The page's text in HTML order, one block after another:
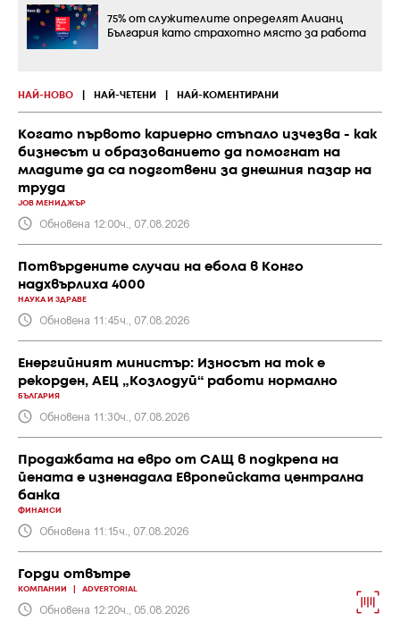
НАЙ-НОВО НАЙ-ЧЕТЕНИ НАЙ-КОМЕНТИРАНИ
Когато първото кариерно стъпало изчезва - как
бизнесът и образованието да помогнат на
младите да са подготвени за днешния пазар на
труда
JOB МЕНИДЖЪР
Обновена 12:00ч., 07.08.2026
Потвърдените случаи на ебола в Конго
надхвърлиха 4000
НАУКА И ЗДРАВЕ
Обновена 11:45ч., 07.08.2026
Енергийният министър: Износът на ток е
рекорден, АЕЦ „Козлодуй“ работи нормално
БЪЛГАРИЯ
Обновена 11:30ч., 07.08.2026
Продажбата на евро от САЩ в подкрепа на
йената е изненадала Европейската централна
банка
ФИНАНСИ
Обновена 11:15ч., 07.08.2026
Горди отвътре
КОМПАНИИ ADVERTORIAL
Обновена 12:20ч., 05.08.2026
75% от служителите определят Алианц
България като страхотно място за работа